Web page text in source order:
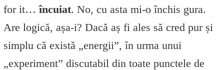
for it… încuiat. No, cu asta mi-o închis gura.
Are logică, așa-i? Dacă aș fi ales să cred pur și
simplu că există „energii”, în urma unui
„experiment” discutabil din toate punctele de